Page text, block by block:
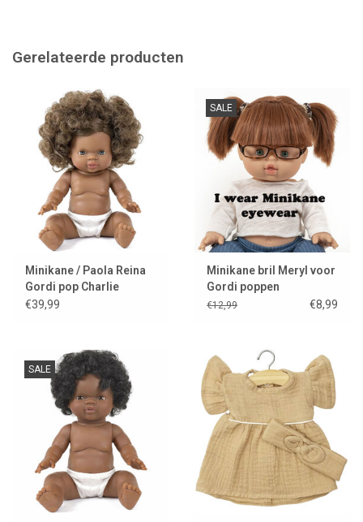
worden geproduceerd. Het waarborgt de kwaliteit, afwerking en het
herkenbare design waarvoor Minikane bekend staat.
BIJNA UITVERKOCHT
Gerelateerde producten
Minikane / Paola Reina
Gordi pop Charlie
€39,99
SALE
Minikane bril Meryl voor
Gordi poppen
€12,99 €8,99
SALE